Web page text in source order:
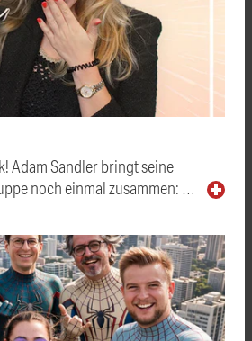
Adam Sandler bringt seine
noch einmal zusammen: …